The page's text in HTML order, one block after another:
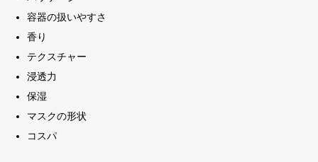
容器の扱いやすさ
香り
テクスチャー
浸透力
保湿
マスクの形状
コスパ